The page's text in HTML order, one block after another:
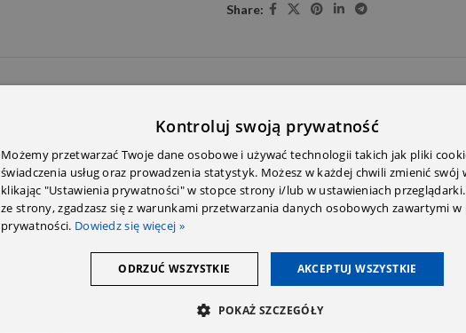
Share:
SOLD OUT
Kontroluj swoją prywatność
Możemy przetwarzać Twoje dane osobowe i używać technologii takich jak pliki
świadczenia usług oraz prowadzenia statystyk. Możesz w każdej chwili zmienić swój
klikając "Ustawienia prywatności" w stopce strony i/lub w ustawieniach
ze strony, zgadzasz się z warunkami przetwarzania danych osobowych zawartymi
prywatności. Dowiedz się więcej »
AKCEPTUJ WSZYSTKIE
ODRZUĆ WSZYSTKIE
POKAŻ SZCZEGÓŁY